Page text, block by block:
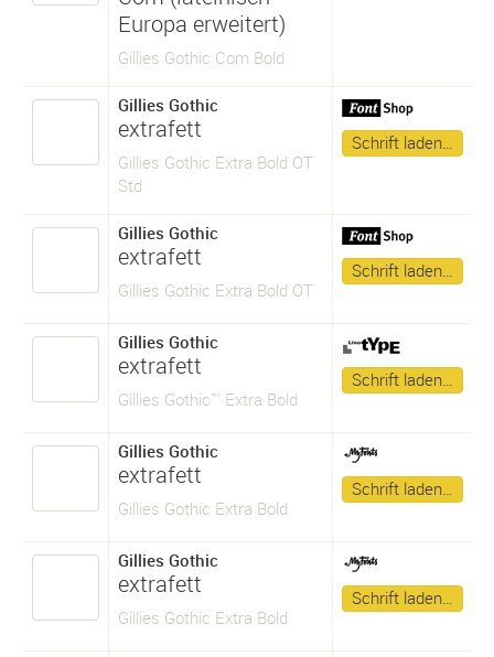
Europa erweitert)
Gillies Gothic Com Bold
Gillies Gothic
extrafett
Gillies Gothic Extra Bold OT
Std
Schrift laden…
Gillies Gothic
extrafett
Gillies Gothic Extra Bold OT
Schrift laden…
Gillies Gothic
extrafett
Gillies Gothic™ Extra Bold
Schrift laden…
Gillies Gothic
extrafett
Gillies Gothic Extra Bold
Schrift laden…
Gillies Gothic
extrafett
Gillies Gothic Extra Bold
Schrift laden…